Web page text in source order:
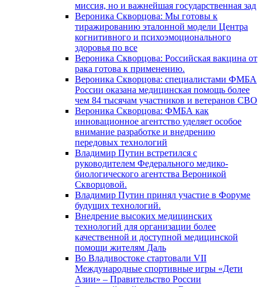
миссия, но и важнейшая государственная зад
Вероника Скворцова: Мы готовы к
тиражированию эталонной модели Центра
когнитивного и психоэмоционального
здоровья по все
Вероника Скворцова: Российская вакцина от
рака готова к применению.
Вероника Скворцова: специалистами ФМБА
России оказана медицинская помощь более
чем 84 тысячам участников и ветеранов СВО
Вероника Скворцова: ФМБА как
инновационное агентство уделяет особое
внимание разработке и внедрению
передовых технологий
Владимир Путин встретился с
руководителем Федерального медико-
биологического агентства Вероникой
Скворцовой.
Владимир Путин принял участие в Форуме
будущих технологий.
Внедрение высоких медицинских
технологий для организации более
качественной и доступной медицинской
помощи жителям Даль
Во Владивостоке стартовали VII
Международные спортивные игры «Дети
Азии» – Правительство России